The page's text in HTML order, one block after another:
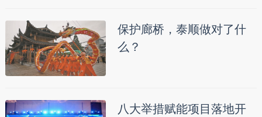
保护廊桥，泰顺做对了什
么？
八大举措赋能项目落地开